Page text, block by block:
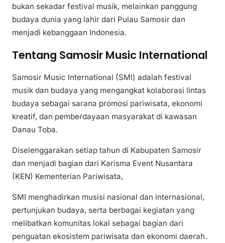
bukan sekadar festival musik, melainkan panggung
budaya dunia yang lahir dari Pulau Samosir dan
menjadi kebanggaan Indonesia.
Tentang Samosir Music International
Samosir Music International (SMI) adalah festival
musik dan budaya yang mengangkat kolaborasi lintas
budaya sebagai sarana promosi pariwisata, ekonomi
kreatif, dan pemberdayaan masyarakat di kawasan
Danau Toba.
Diselenggarakan setiap tahun di Kabupaten Samosir
dan menjadi bagian dari Karisma Event Nusantara
(KEN) Kementerian Pariwisata,
SMI menghadirkan musisi nasional dan internasional,
pertunjukan budaya, serta berbagai kegiatan yang
melibatkan komunitas lokal sebagai bagian dari
penguatan ekosistem pariwisata dan ekonomi daerah.